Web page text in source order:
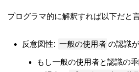
プログラマ的に解釈すれば以下だと
反意図性: 一般の使用者 の認識
もし一般の使用者と認識の